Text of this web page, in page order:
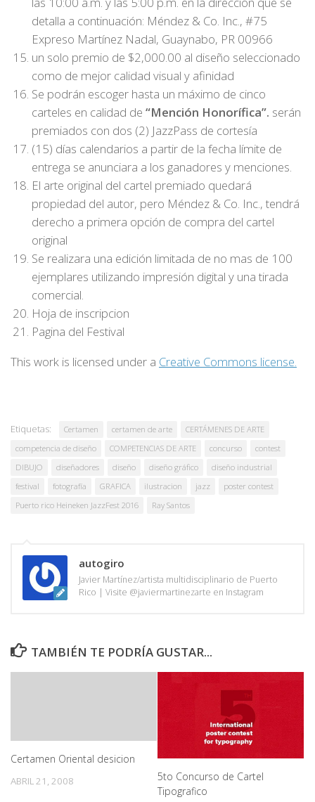
detalla a continuación: Méndez & Co. Inc., #75
Expreso Martínez Nadal, Guaynabo, PR 00966
un solo premio de $2,000.00 al diseño seleccionado
como de mejor calidad visual y afinidad
Se podrán escoger hasta un máximo de cinco
carteles en calidad de “Mención Honorífica”. serán
premiados con dos (2) JazzPass de cortesía
(15) días calendarios a partir de la fecha límite de
entrega se anunciara a los ganadores y menciones.
El arte original del cartel premiado quedará
propiedad del autor, pero Méndez & Co. Inc., tendrá
derecho a primera opción de compra del cartel
original
Se realizara una edición limitada de no mas de 100
ejemplares utilizando impresión digital y una tirada
comercial.
Hoja de inscripcion
Pagina del Festival
This work is licensed under a Creative Commons license.
Etiquetas: Certamen certamen de arte
CERTÁMENES DE ARTE
competencia de diseño
COMPETENCIAS DE ARTE concurso
contest
DIBUJO
diseñadores diseño diseño gráfico
diseño industrial
festival
fotografía GRAFICA ilustracion jazz
poster contest
Puerto rico Heineken JazzFest 2016
Ray Santos
autogiro
Javier Martínez/artista multidisciplinario de Puerto
Rico | Visite @javiermartinezarte en Instagram
TAMBIÉN TE PODRÍA GUSTAR...
Certamen Oriental desicion
ABRIL 21, 2008
5to Concurso de Cartel
Tipografico